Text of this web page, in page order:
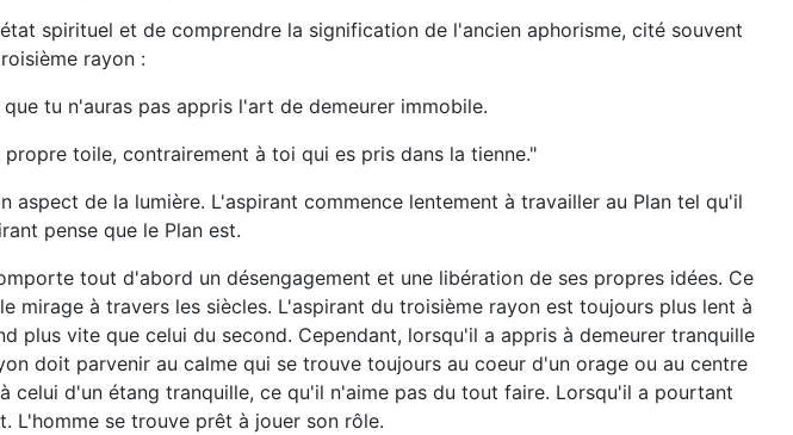
spirituel et de comprendre la signification de l'ancien aphorisme, cité souvent
rayon :
tu n'auras pas appris l'art de demeurer immobile.
toile, contrairement à toi qui es pris dans la tienne."
de la lumière. L'aspirant commence lentement à travailler au Plan tel qu'il
pense que le Plan est.
tout d'abord un désengagement et une libération de ses propres idées. Ce
à travers les siècles. L'aspirant du troisième rayon est toujours plus lent à
vite que celui du second. Cependant, lorsqu'il a appris à demeurer tranquille
doit parvenir au calme qui se trouve toujours au coeur d'un orage ou au centre
d'un étang tranquille, ce qu'il n'aime pas du tout faire. Lorsqu'il a pourtant
L'homme se trouve prêt à jouer son rôle.